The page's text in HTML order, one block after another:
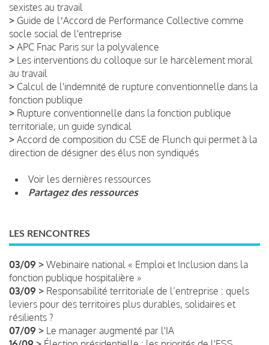
sexistes au travail
> Guide de lʼAccord de Performance Collective comme
socle social de l'entreprise
> APC Fnac Paris sur la polyvalence
> Les interventions du colloque sur le harcèlement moral
au travail
> Calcul de l'indemnité de rupture conventionnelle dans la
fonction publique
> Rupture conventionnelle dans la fonction publique
territoriale, un guide syndical
> Accord de composition du CSE de Flunch qui permet à la
direction de désigner des élus non syndiqués
Voir les dernières ressources
Partagez des ressources
LES RENCONTRES
03/09 > Webinaire national « Emploi et Inclusion dans la
fonction publique hospitalière »
03/09 > Responsabilité territoriale de l’entreprise : quels
leviers pour des territoires plus durables, solidaires et
résilients ?
07/09 > Le manager augmenté par l'IA